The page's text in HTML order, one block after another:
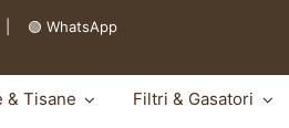
🟢 WhatsApp
& Tisane Filtri & Gasatori